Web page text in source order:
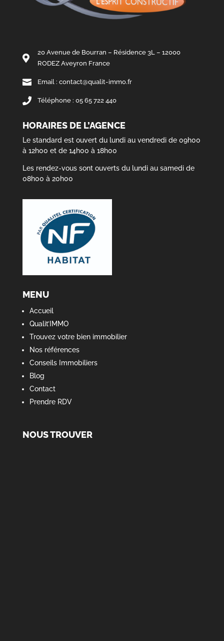

20 Avenue de Bourran – Résidence 3L – 12000
RODEZ Aveyron France
 Email : contact@qualit-immo.fr
 Téléphone : 05 65 722 440
HORAIRES DE L’AGENCE
Le standard est ouvert du lundi au vendredi de 09h00
à 12h00 et de 14h00 à 18h00
Les rendez-vous sont ouverts du lundi au samedi de
08h00 à 20h00
MENU
Accueil
Qualit’IMMO
Trouvez votre bien immobilier
Nos références
Conseils Immobiliers
Blog
Contact
Prendre RDV
NOUS TROUVER